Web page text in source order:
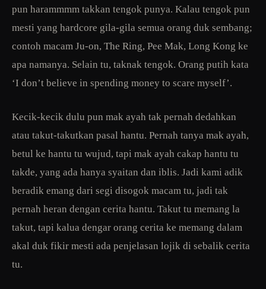
pun harammmm takkan tengok punya. Kalau tengok pun
mesti yang hardcore gila-gila semua orang duk sembang;
contoh macam Ju-on, The Ring, Pee Mak, Long Kong ke
apa namanya. Selain tu, taknak tengok. Orang putih kata
‘I don’t believe in spending money to scare myself’.
Kecik-kecik dulu pun mak ayah tak pernah dedahkan
atau takut-takutkan pasal hantu. Pernah tanya mak ayah,
betul ke hantu tu wujud, tapi mak ayah cakap hantu tu
takde, yang ada hanya syaitan dan iblis. Jadi kami adik
beradik emang dari segi disogok macam tu, jadi tak
pernah heran dengan cerita hantu. Takut tu memang la
takut, tapi kalua dengar orang cerita ke memang dalam
akal duk fikir mesti ada penjelasan lojik di sebalik cerita
tu.